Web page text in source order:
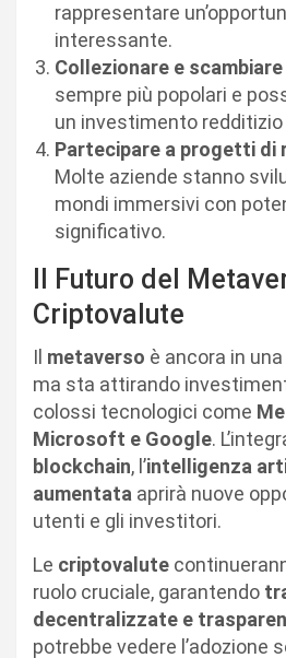
rappresentare
interessante.
Collezionare e scambiare
sempre più popolari e
un investimento
Partecipare a progetti di
Molte aziende stanno
mondi immersivi con
significativo.
Il Futuro del
Criptovalute
Il metaverso è ancora in
ma sta attirando
colossi tecnologici come
Microsoft e Google.
blockchain, l’intelligenza
aumentata aprirà nuove
utenti e gli investitori.
Le criptovalute
ruolo cruciale, garantendo
decentralizzate e
potrebbe vedere l’adozione